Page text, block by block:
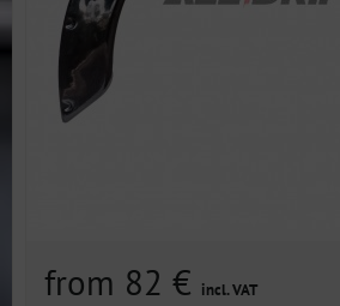
from 82 € incl. VAT